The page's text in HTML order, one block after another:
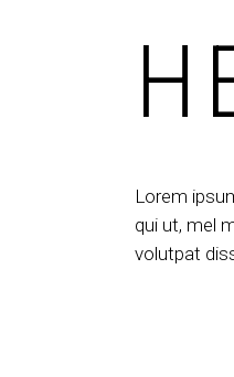
Lorem
qui ut, mel
volutpat